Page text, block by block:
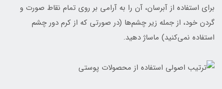
برای استفاده از آبرسان، آن را به آرامی بر روی تمام نقاط صورت و
گردن خود، از جمله زیر چشم‌ها (در صورتی که از کرم دور چشم
استفاده نمی‌کنید) ماساژ دهید.